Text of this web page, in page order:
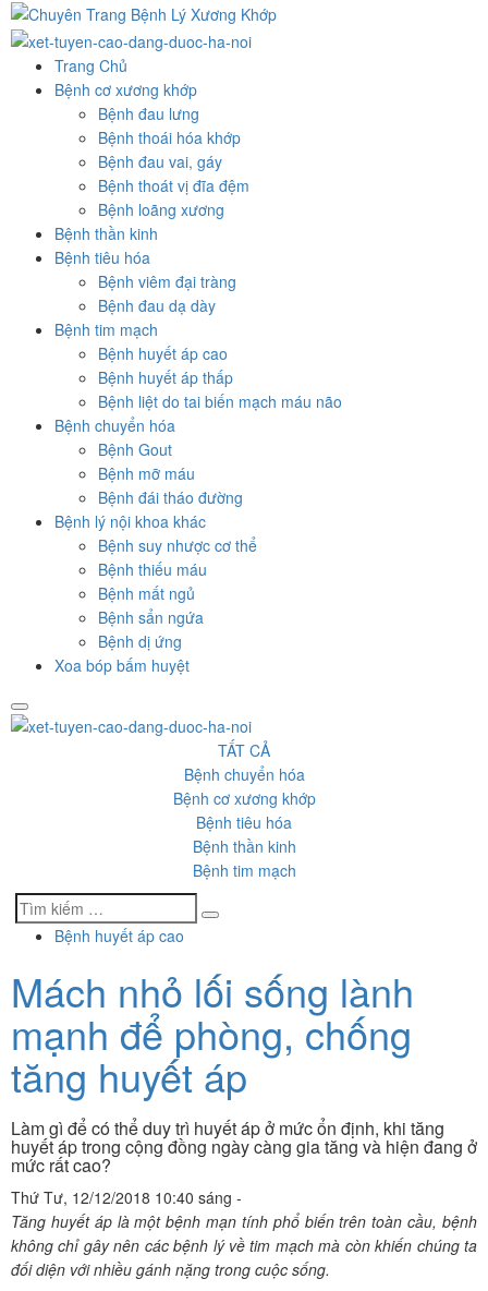
Skip
to
content Trang Chủ
Bệnh cơ xương khớp
Bệnh đau lưng
Bệnh thoái hóa khớp
Bệnh đau vai, gáy
Bệnh thoát vị đĩa đệm
Bệnh loãng xương
Bệnh thần kinh
Bệnh tiêu hóa
Bệnh viêm đại tràng
Bệnh đau dạ dày
Bệnh tim mạch
Bệnh huyết áp cao
Bệnh huyết áp thấp
Bệnh liệt do tai biến mạch máu não
Bệnh chuyển hóa
Bệnh Gout
Bệnh mỡ máu
Bệnh đái tháo đường
Bệnh lý nội khoa khác
Bệnh suy nhược cơ thể
Bệnh thiếu máu
Bệnh mất ngủ
Bệnh sẩn ngứa
Bệnh dị ứng
Xoa bóp bấm huyệt
TẤT CẢ
Bệnh chuyển hóa
Bệnh cơ xương khớp
Bệnh tiêu hóa
Bệnh thần kinh
Bệnh tim mạch
Tìm
Bệnh huyết áp cao
Mách nhỏ lối sống lành
mạnh để phòng, chống
tăng huyết áp
Làm gì để có thể duy trì huyết áp ở mức ổn định, khi tăng
huyết áp trong cộng đồng ngày càng gia tăng và hiện đang ở
mức rất cao?
Thứ Tư, 12/12/2018 10:40 sáng -
Tăng huyết áp là một bệnh mạn tính phổ biến trên toàn cầu, bệnh
không chỉ gây nên các bệnh lý về tim mạch mà còn khiến chúng ta
đối diện với nhiều gánh nặng trong cuộc sống.